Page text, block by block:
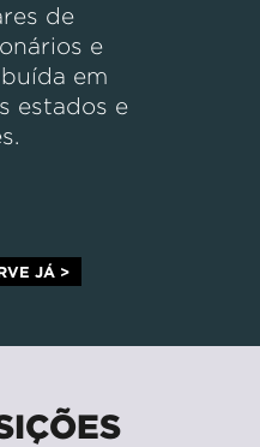
de
e
em
estados e
JÁ >